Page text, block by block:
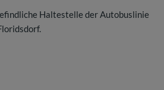
Haltestelle der Autobuslinie